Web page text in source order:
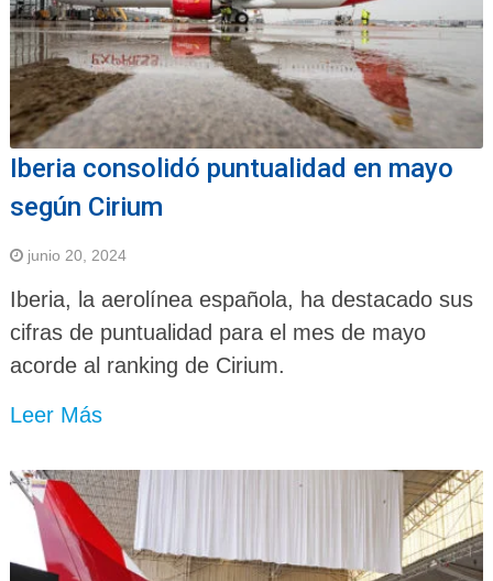
Iberia consolidó puntualidad en mayo
según Cirium
junio 20, 2024
Iberia, la aerolínea española, ha destacado sus
cifras de puntualidad para el mes de mayo
acorde al ranking de Cirium.
Leer Más